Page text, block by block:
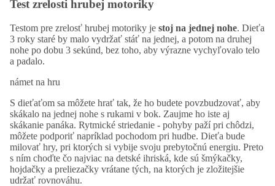
Test zrelosti hrubej motoriky
Testom pre zrelosť hrubej motoriky je stoj na jednej nohe. Dieťa
3 roky staré by malo vydržať stáť na jednej, a potom na druhej
nohe po dobu 3 sekúnd, bez toho, aby výrazne vychyľovalo telo
a padalo.
námet na hru
S dieťaťom sa môžete hrať tak, že ho budete povzbudzovať, aby
skákalo na jednej nohe s rukami v bok. Zaujme ho iste aj
skákanie panáka. Rytmické striedanie - pohyby paží pri chôdzi,
môžete podporiť napríklad pochodom pri hudbe. Dieťa bude
milovať hry, pri ktorých si vybije svoju prebytočnú energiu. Preto
s ním choďte čo najviac na detské ihriská, kde sú šmýkačky,
hojdačky a preliezačky vrátane tých, na ktorých je zložitejšie
udržať rovnováhu.